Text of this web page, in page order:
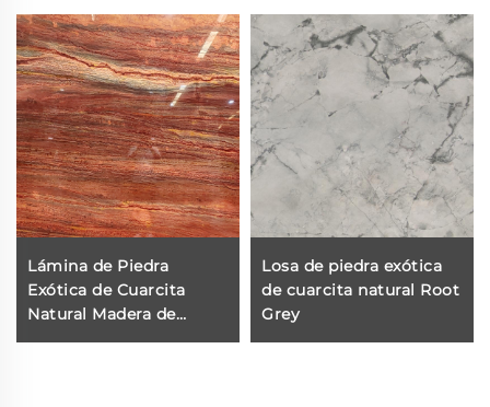
Lámina de Piedra
Exótica de Cuarcita
Natural Madera de
Sándalo Roja
Losa de piedra exótica
de cuarcita natural Root
Grey